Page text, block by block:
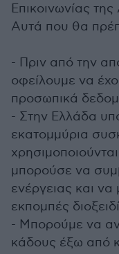
Επικοινωνίας
Αυτά που θα
- Πριν από την
οφείλουμε να
προσωπικά
- Στην Ελλάδα
εκατομμύρια
μπορούσε να
ενέργειας και να
εκπομπές
- Μπορούμε να
κάδους έξω από